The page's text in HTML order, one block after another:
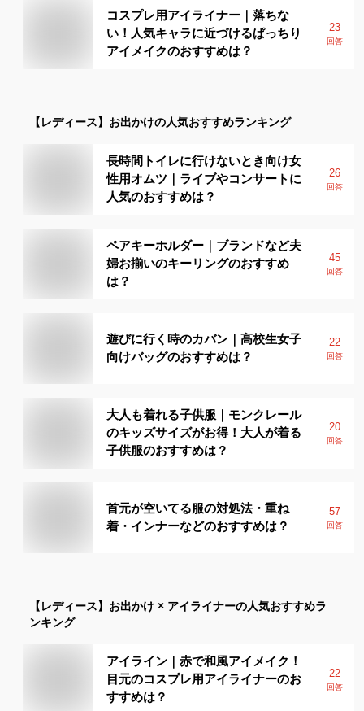
コスプレ用アイライナー｜落ちな
い！人気キャラに近づけるぱっちり
アイメイクのおすすめは？
23
回答
【レディース】 お出かけの人気おすすめランキング
長時間トイレに行けないとき向け女
性用オムツ｜ライブやコンサートに
人気のおすすめは？
26
回答
ペアキーホルダー｜ブランドなど夫
婦お揃いのキーリングのおすすめ
は？
45
回答
遊びに行く時のカバン｜高校生女子
向けバッグのおすすめは？
22
回答
大人も着れる子供服｜モンクレール
のキッズサイズがお得！大人が着る
子供服のおすすめは？
20
回答
首元が空いてる服の対処法・重ね
着・インナーなどのおすすめは？
57
回答
【レディース】 お出かけ × アイライナーの人気おすすめラ
ンキング
アイライン｜赤で和風アイメイク！
目元のコスプレ用アイライナーのお
すすめは？
22
回答